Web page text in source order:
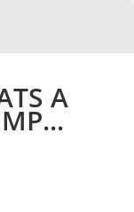
A